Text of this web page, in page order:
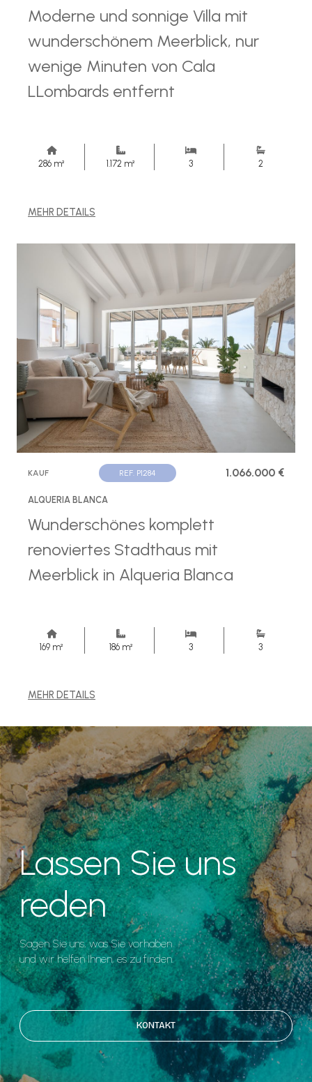
Moderne und sonnige Villa mit
wunderschönem Meerblick, nur
wenige Minuten von Cala
LLombards entfernt
286 m² 1.172 m² 3 2
MEHR DETAILS
KAUF REF. P1284 1.066.000 €
ALQUERIA BLANCA
Wunderschönes komplett
renoviertes Stadthaus mit
Meerblick in Alqueria Blanca
169 m² 186 m² 3 3
MEHR DETAILS
Lassen Sie uns
reden
Sagen Sie uns, was Sie vorhaben
und wir helfen Ihnen, es zu finden.
KONTAKT